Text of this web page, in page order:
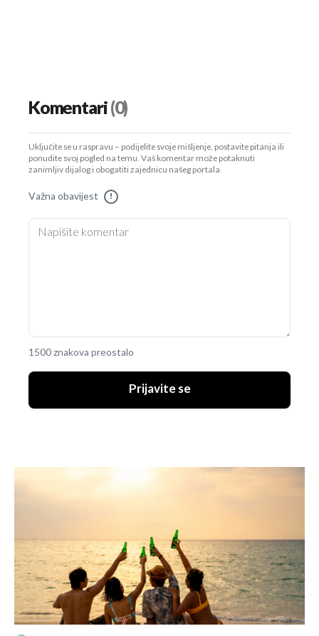
Komentari(0)
Uključite se u raspravu – podijelite svoje mišljenje, postavite pitanja ili
ponudite svoj pogled na temu. Vaš komentar može potaknuti
zanimljiv dijalog i obogatiti zajednicu našeg portala.
Važna obavijest !
1500 znakova preostalo
Prijavite se